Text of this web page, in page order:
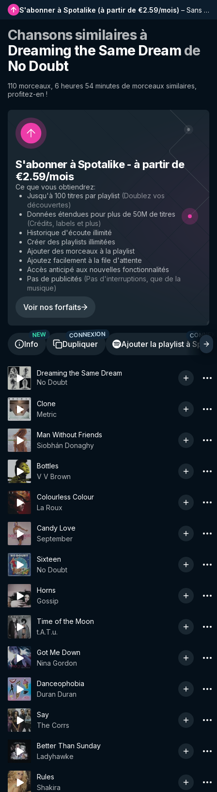
S'abonner à Spotalike (à partir de €2.59/mois) – Sans publicité, playlists plus longues, historique complet et accès anticipé aux nouvelles fonctionnalités
Chansons similaires à
Dreaming the Same Dream de
No Doubt
110 morceaux, 6 heures 54 minutes de morceaux similaires,
profitez-en !
S'abonner à Spotalike- à partir de
€2.59/mois
Ce que vous obtiendrez:
Jusqu'à 100 titres par playlist (Doublez vos
découvertes)
Données étendues pour plus de 50M de titres
(Crédits, labels et plus)
Historique d'écoute illimité
Créer des playlists illimitées
Ajouter des morceaux à la playlist
Ajoutez facilement à la file d'attente
Accès anticipé aux nouvelles fonctionnalités
Pas de publicités (Pas d'interruptions, que de la
musique)
Voir nos forfaits
Info
NEW
Dupliquer
CONNEXION
Ajouter la playlist à
Dreaming the Same Dream
No Doubt
Clone
Metric
Man Without Friends
Siobhán Donaghy
Bottles
V V Brown
Colourless Colour
La Roux
Candy Love
September
Sixteen
No Doubt
Horns
Gossip
Time of the Moon
t.A.T.u.
Got Me Down
Nina Gordon
Danceophobia
Duran Duran
Say
The Corrs
Better Than Sunday
Ladyhawke
Rules
Shakira